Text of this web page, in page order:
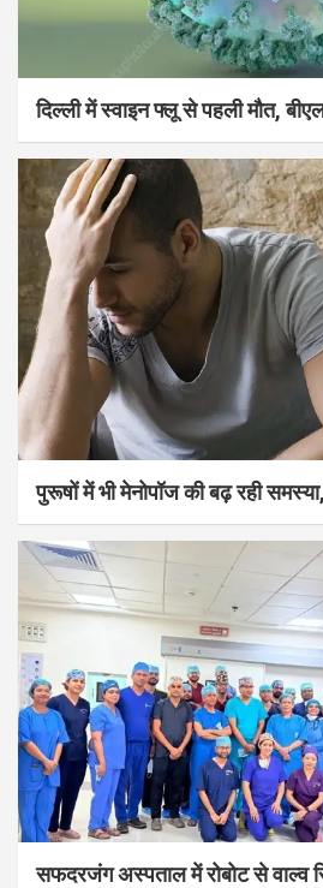
दिल्ली में स्वाइन फ्लू से पहली मौत,
पुरूषों में भी मेनोपॉज की बढ़ रही
सफदरजंग अस्पताल में रोबोट से वाल्व